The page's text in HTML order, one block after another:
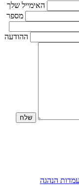
האימייל שלך
ההודעה